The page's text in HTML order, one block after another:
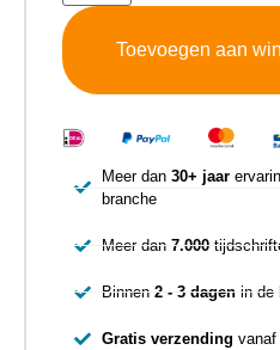
Toevoegen aan
Meer dan 30+ jaar
branche
Meer dan 7.000
Binnen 2 - 3 dagenin de
Gratis verzending vanaf